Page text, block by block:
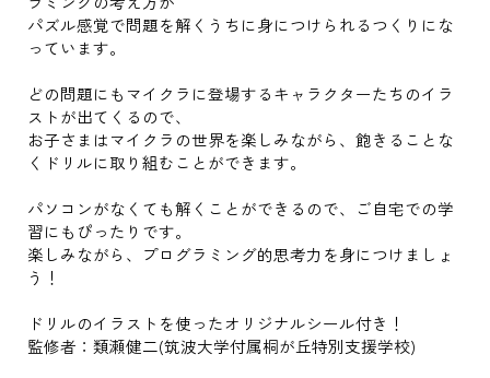
パズル感覚で問題を解くうちに身につけられるつくりにな
っています。
どの問題にもマイクラに登場するキャラクターたちのイラ
ストが出てくるので、
お子さまはマイクラの世界を楽しみながら、飽きることな
くドリルに取り組むことができます。
パソコンがなくても解くことができるので、ご自宅での学
習にもぴったりです。
楽しみながら、プログラミング的思考力を身につけましょ
う！
ドリルのイラストを使ったオリジナルシール付き！
監修者：類瀬健二(筑波大学付属桐が丘特別支援学校)